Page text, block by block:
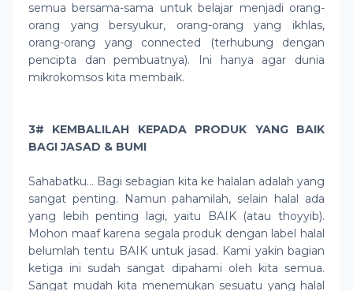
semua bersama-sama untuk belajar menjadi orang-
orang yang bersyukur, orang-orang yang ikhlas,
orang-orang yang connected (terhubung dengan
pencipta dan pembuatnya). Ini hanya agar dunia
mikrokomsos kita membaik.
3# KEMBALILAH KEPADA PRODUK YANG BAIK
BAGI JASAD & BUMI
Sahabatku… Bagi sebagian kita ke halalan adalah yang
sangat penting. Namun pahamilah, selain halal ada
yang lebih penting lagi, yaitu BAIK (atau thoyyib).
Mohon maaf karena segala produk dengan label halal
belumlah tentu BAIK untuk jasad. Kami yakin bagian
ketiga ini sudah sangat dipahami oleh kita semua.
Sangat mudah kita menemukan sesuatu yang halal